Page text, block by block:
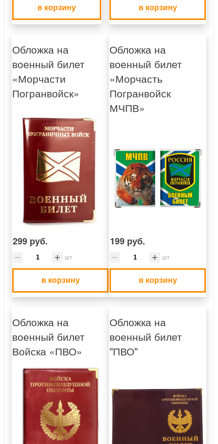
в корзину в корзину
Обложка на
военный билет
«Морчасти
Погранвойск»
299 руб.
шт
в корзину
Обложка на
военный билет
«Морчасть
Погранвойск
МЧПВ»
199 руб.
шт
в корзину
Обложка на
военный билет
Войска «ПВО»
Обложка на
военный билет
"ПВО"